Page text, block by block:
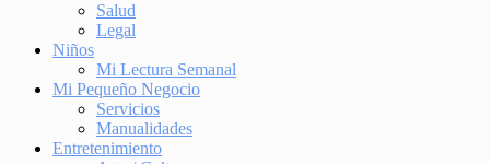
Salud
Legal
Niños
Mi Lectura Semanal
Mi Pequeño Negocio
Servicios
Manualidades
Entretenimiento